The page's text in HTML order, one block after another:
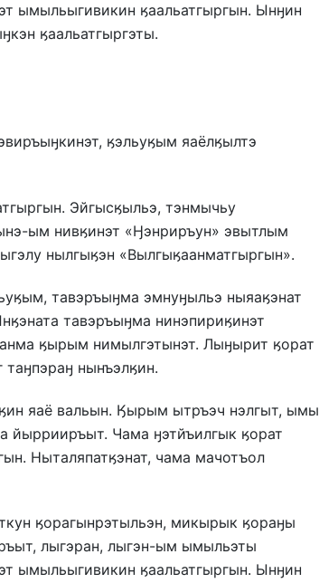
ымыльыгивикин ӄаальатгыргын. Ынӈин
ӄаальатгыргэты.
ӄэльуӄым яаёлӄылтэ
Эйгысӄыльэ, тэнмычьу
ым нивӄинэт «Ӈэнриръун» эвытлым
нылгыӄэн «Вылгыӄаанматгыргын».
тавэръыӈма эмнуӈыльэ ныяаӄэнат
тавэръыӈма нинэпириӄинэт
ӄырым нимылгэтынэт. Лыӈырит ӄорат
нынъэлӄин.
яаё вальын. Ӄырым ытръэч нэлгыт, ымы
йыррииръыт. Чама ӈэтйъилгык ӄорат
Ныталяпатӄэнат, чама мачотъол
ӄорагынрэтыльэн, микырык ӄораӈы
лыгэран, лыгэн-ым ымыльэты
ымыльыгивикин ӄаальатгыргын. Ынӈин